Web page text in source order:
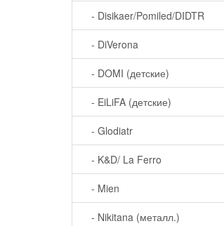
- Disikaer/Pomiled/DIDTR
- DiVerona
- DOMI (детские)
- EiLiFA (детские)
- Glodiatr
- K&D/ La Ferro
- Mien
- Nikitana (металл.)